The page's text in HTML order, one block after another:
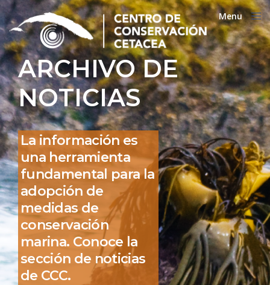
ARCHIVO DE
NOTICIAS
La información es
una herramienta
fundamental para la
adopción de
medidas de
conservación
marina. Conoce la
sección de noticias
de CCC.
Menu
Close